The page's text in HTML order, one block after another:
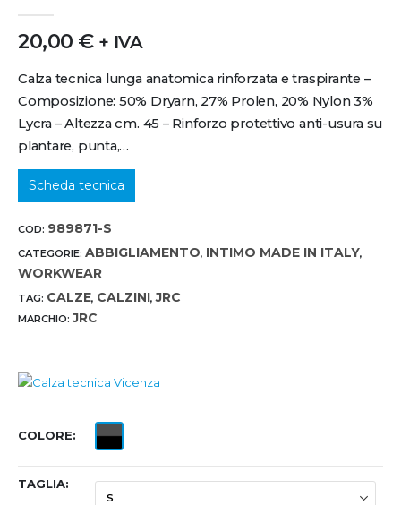
20,00 € + IVA
Calza tecnica lunga anatomica rinforzata e traspirante –
Composizione: 50% Dryarn, 27% Prolen, 20% Nylon 3%
Lycra – Altezza cm. 45 – Rinforzo protettivo anti-usura su
plantare, punta,…
Scheda tecnica
COD: 989871-S
CATEGORIE: ABBIGLIAMENTO, INTIMO MADE IN ITALY,
WORKWEAR
TAG: CALZE, CALZINI,JRC
MARCHIO:JRC
COLORE
TAGLIA